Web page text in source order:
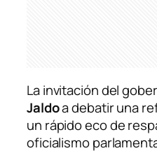
La invitación del
Jaldoa debatir una
un rápido eco de
oficialismo